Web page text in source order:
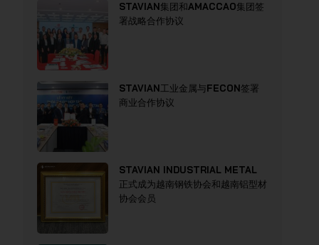
STAVIAN集团和AMACCAO集团签
署战略合作协议
STAVIAN工业金属与FECON签署
商业合作协议
STAVIAN INDUSTRIAL METAL
正式成为越南钢铁协会和越南铝型材
协会会员